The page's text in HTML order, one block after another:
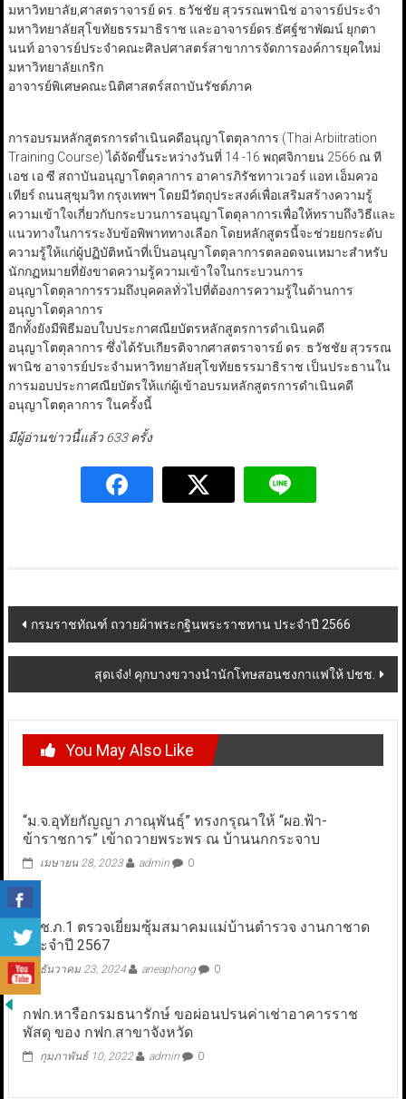
มหาวิทยาลัย,ศาสตราจารย์ ดร. ธวัชชัย สุวรรณพานิช อาจารย์ประจำ
มหาวิทยาลัยสุโขทัยธรรมาธิราช และอาจารย์ดร.ธัศฐ์ชาพัฒน์ ยุกตา
นนท์ อาจารย์ประจำคณะศิลปศาสตร์สาขาการจัดการองค์การยุคใหม่
มหาวิทยาลัยเกริก
อาจารย์พิเศษคณะนิติศาสตร์สถาบันรัชต์ภาค
การอบรมหลักสูตรการดำเนินคดีอนุญาโตตุลาการ (Thai Arbiitration
Training Course) ได้จัดขึ้นระหว่างวันที่ 14 -16 พฤศจิกายน 2566 ณ ที
เอช เอ ซี สถาบันอนุญาโตตุลาการ อาคารภิรัชทาวเวอร์ แอท เอ็มควอ
เทียร์ ถนนสุขุมวิท กรุงเทพฯ โดยมีวัตถุประสงค์เพื่อเสริมสร้างความรู้
ความเข้าใจเกี่ยวกับกระบวนการอนุญาโตตุลาการเพื่อให้ทราบถึงวิธีและ
แนวทางในการระงับข้อพิพาททางเลือก โดยหลักสูตรนี้จะช่วยยกระดับ
ความรู้ให้แก่ผู้ปฏิบัติหน้าที่เป็นอนุญาโตตุลาการตลอดจนเหมาะสำหรับ
นักกฏหมายที่ยังขาดความรู้ความเข้าใจในกระบวนการ
อนุญาโตตุลาการรวมถึงบุคคลทั่วไปที่ต้องการความรู้ในด้านการ
อนุญาโตตุลาการ
อีกทั้งยังมีพิธีมอบใบประกาศณียบัตรหลักสูตรการดำเนินคดี
อนุญาโตตุลาการ ซึ่งได้รับเกียรติจากศาสตราจารย์ ดร. ธวัชชัย สุวรรณ
พานิช อาจารย์ประจำมหาวิทยาลัยสุโขทัยธรรมาธิราช เป็นประธานใน
การมอบประกาศณียบัตรให้แก่ผู้เข้าอบรมหลักสูตรการดำเนินคดี
อนุญาโตตุลาการ ในครั้งนี้
มีผู้อ่านข่าวนี้แล้ว 633 ครั้ง
Post
navigation
กรมราชทัณฑ์ ถวายผ้าพระกฐินพระราชทาน ประจำปี 2566
สุดเจ๋ง! คุกบางขวางนำนักโทษสอนชงกาแฟให้ ปชช.
You May Also Like
“ม.จ.อุทัยกัญญา ภาณุพันธุ์” ทรงกรุณาให้ “ผอ.ฟ้า-
ข้าราชการ” เข้าถวายพระพร ณ บ้านนกกระจาบ
เมษายน 28, 2023 admin 0
ผบช.ภ.1 ตรวจเยี่ยมซุ้มสมาคมแม่บ้านตำรวจ งานกาชาด
ประจำปี 2567
ธันวาคม 23, 2024 aneaphong 0
กฟก.หารือกรมธนารักษ์ ขอผ่อนปรนค่าเช่าอาคารราช
พัสดุ ของ กฟก.สาขาจังหวัด
กุมภาพันธ์ 10, 2022 admin 0